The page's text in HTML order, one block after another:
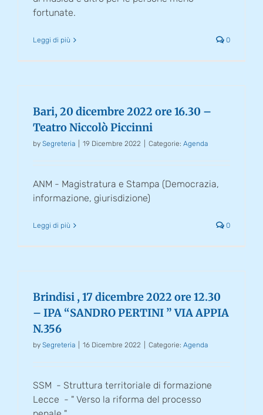
fortunate.
Leggi di più 0
Bari, 20 dicembre 2022 ore 16.30 –
Teatro Niccolò Piccinni
by Segreteria 19 Dicembre 2022 Categorie: Agenda
ANM - Magistratura e Stampa (Democrazia,
informazione, giurisdizione)
Leggi di più 0
Brindisi , 17 dicembre 2022 ore 12.30
– IPA “SANDRO PERTINI ” VIA APPIA
N.356
by Segreteria 16 Dicembre 2022 Categorie: Agenda
SSM - Struttura territoriale di formazione
Lecce - " Verso la riforma del processo